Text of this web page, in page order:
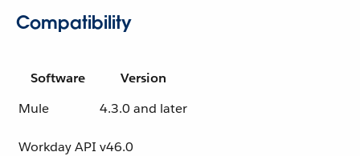
Compatibility
Software
Version
Mule
4.3.0 and later
Workday API v46.0